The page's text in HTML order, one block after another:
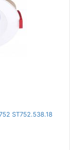
ST752.538.18